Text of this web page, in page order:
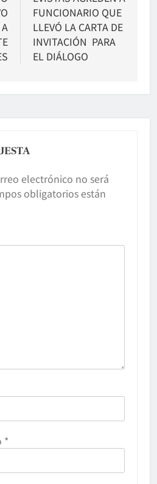
FUNCIONARIO QUE
LLEVÓ LA CARTA DE
INVITACIÓN PARA
EL DIÁLOGO
electrónico no será
obligatorios están
*